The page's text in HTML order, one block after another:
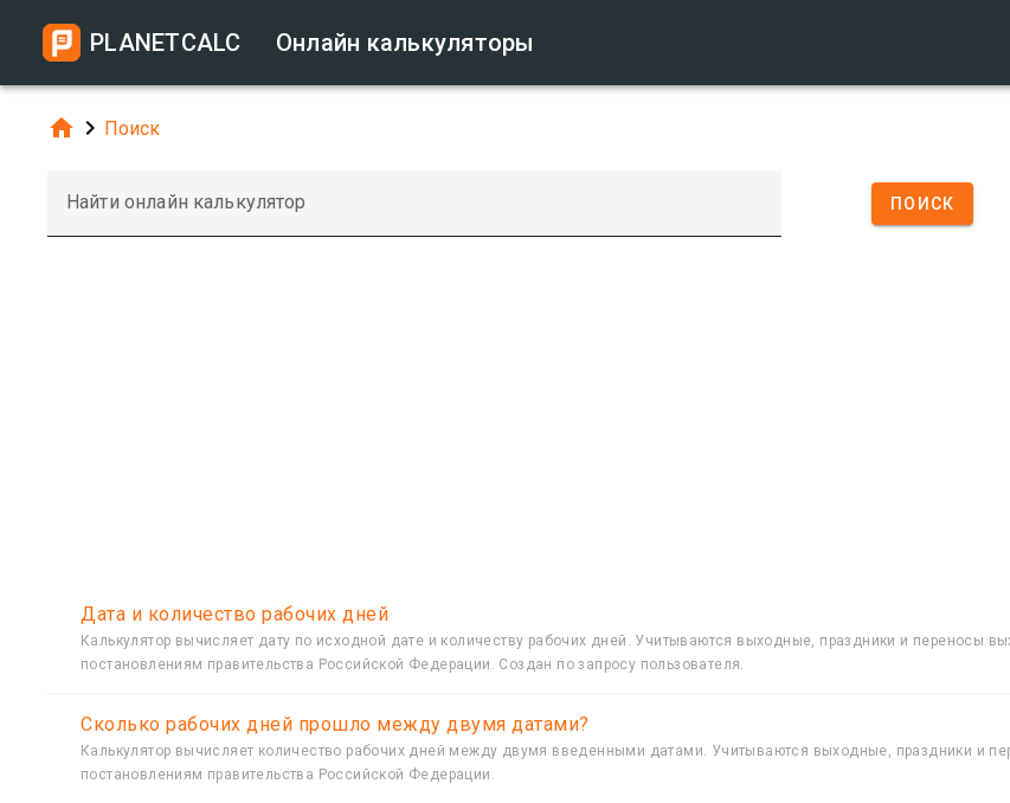
PLANETCALC Онлайн калькуляторы
  Поиск
Найти онлайн калькулятор ПОИСК
Дата и количество рабочих дней
Калькулятор вычисляет дату по исходной дате и количеству рабочих дней. Учитываются выходные, праздники и переносы
постановлениям правительства Российской Федерации. Создан по запросу пользователя.
Сколько рабочих дней прошло между двумя датами?
Калькулятор вычисляет количество рабочих дней между двумя введенными датами. Учитываются выходные, праздники и
постановлениям правительства Российской Федерации.